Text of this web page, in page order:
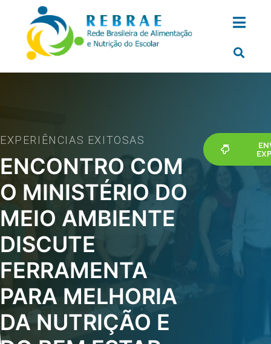
EXPERIÊNCIAS EXITOSAS
ENCONTRO COM
O MINISTÉRIO DO
MEIO AMBIENTE
DISCUTE
FERRAMENTA
PARA MELHORIA
DA NUTRIÇÃO E